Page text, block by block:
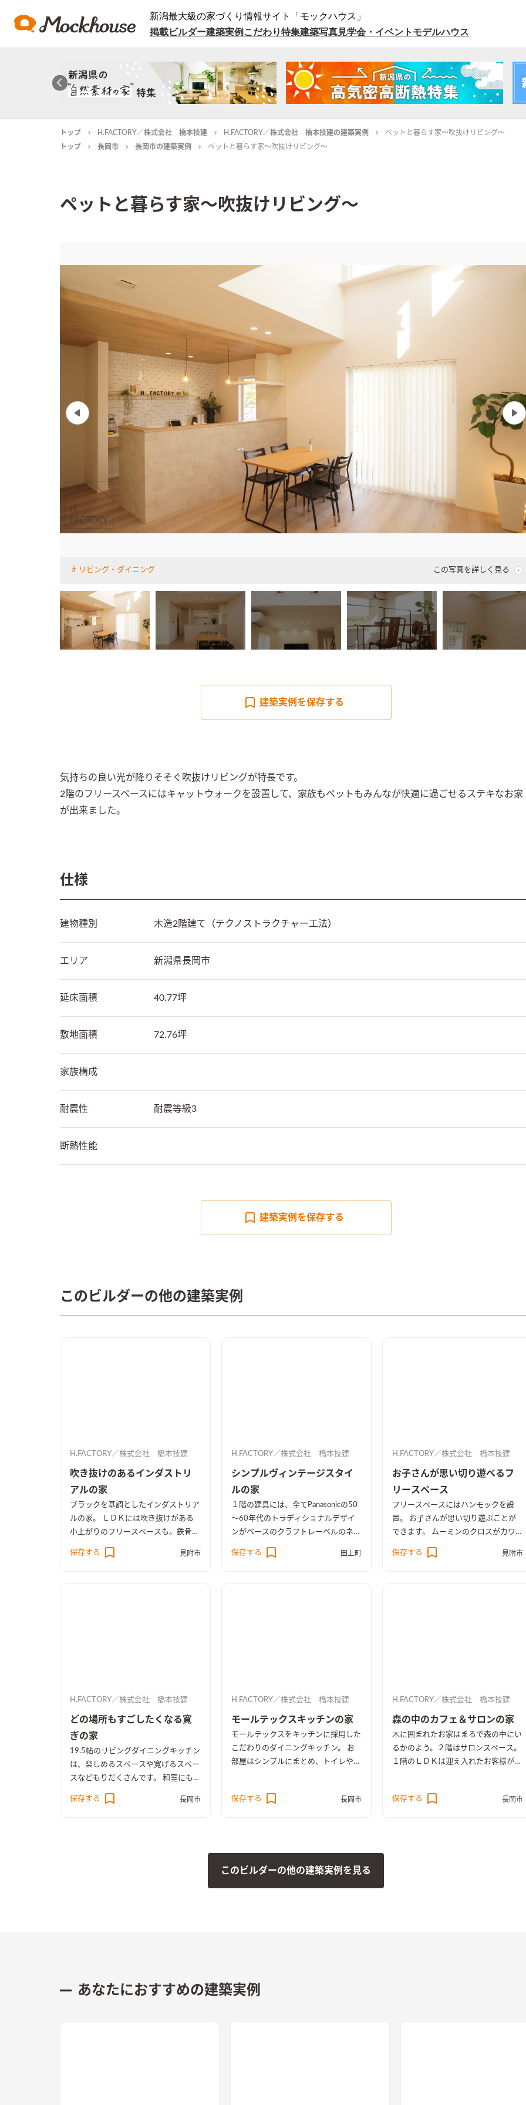
新潟最大級の家づくり情報サイト「モックハウス」
掲載ビルダー建築実例 こだわり特集建築写真見学会・イベント モデルハウス
トップ H.FACTORY／株式会社 橋本技建 H.FACTORY／株式会社 橋本技建の建築実例
ペットと暮らす家～吹抜けリビング～
トップ
長岡市 長岡市の建築実例 ペットと暮らす家～吹抜けリビング～
ペットと暮らす家～吹抜けリビング～
リビング・ダイニング この写真を詳しく見る
建築実例を保存する
気持ちの良い光が降りそそぐ吹抜けリビングが特長です。
2階のフリースペースにはキャットウォークを設置して、家族もペットもみんなが快適に過ごせるステキなお家
が出来ました。
仕様
建物種別 木造2階建て（テクノストラクチャー工法）
エリア 新潟県長岡市
延床面積 40.77坪
敷地面積 72.76坪
家族構成
耐震性 耐震等級3
断熱性能
建築実例を保存する
このビルダーの他の建築実例
H.FACTORY／株式会社 橋本技建
吹き抜けのあるインダストリ
アルの家
ブラックを基調としたインダストリア
ルの家。 ＬＤＫには吹き抜けがある
小上がりのフリースペースも。鉄骨階
段の先にはブラックのクロスが目をひ
くファミリークローク。アクセントに
保存する 見附市
H.FACTORY／株式会社 橋本技建
シンプルヴィンテージスタイ
ルの家
１階の建具には、全てPanasonicの50
～60年代のトラディショナルデザイ
ンがベースのクラフトレーベルのネイ
ビーオーク柄でコーディネートしてい
ます。 サッシやスイッチ、ダウンライ
保存する 田上町
H.FACTORY／株式会社 橋本技建
お子さんが思い切り遊べるフ
リースペース
フリースペースにはハンモックを設
置。 お子さんが思い切り遊ぶことが
できます。 ムーミンのクロスがカワ
イイ子供部屋。 北欧スタイルのＬＤ
Ｋはドアを閉めれば 4.5帖のお部屋に
保存する 見附市
H.FACTORY／株式会社 橋本技建
どの場所もすごしたくなる寛
ぎの家
19.5帖のリビングダイニングキッチン
は、楽しめるスペースや寛げるスペー
スなどもりだくさんです。 和室にも
あります。どの場所にでもいたくなる
保存する 長岡市
H.FACTORY／株式会社 橋本技建
モールテックスキッチンの家
モールテックスをキッチンに採用した
こだわりのダイニングキッチン。 お
部屋はシンプルにまとめ、トイレや洗
ドア、パナソニックのクラフトレーベ
保存する 長岡市
H.FACTORY／株式会社 橋本技建
森の中のカフェ＆サロンの家
木に囲まれたお家はまるで森の中にい
るかのよう。２階はサロンスペース。
１階のＬＤＫは迎え入れたお客様が、
ルのキッチン背面の造作棚には、お気
保存する 長岡市
このビルダーの他の建築実例を見る
あなたにおすすめの建築実例